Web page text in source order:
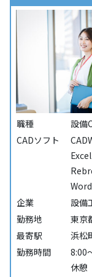
職種
設備
CADソフト
Excel
Word
企業
設備
勤務地
東京
最寄駅
浜松
勤務時間
8:00
休